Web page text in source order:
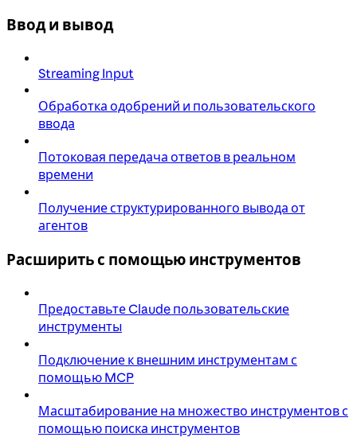
Ввод и вывод
Streaming Input
Обработка одобрений и пользовательского
ввода
Потоковая передача ответов в реальном
времени
Получение структурированного вывода от
агентов
Расширить с помощью инструментов
Предоставьте Claude пользовательские
инструменты
Подключение к внешним инструментам с
помощью MCP
Масштабирование на множество инструментов с
помощью поиска инструментов